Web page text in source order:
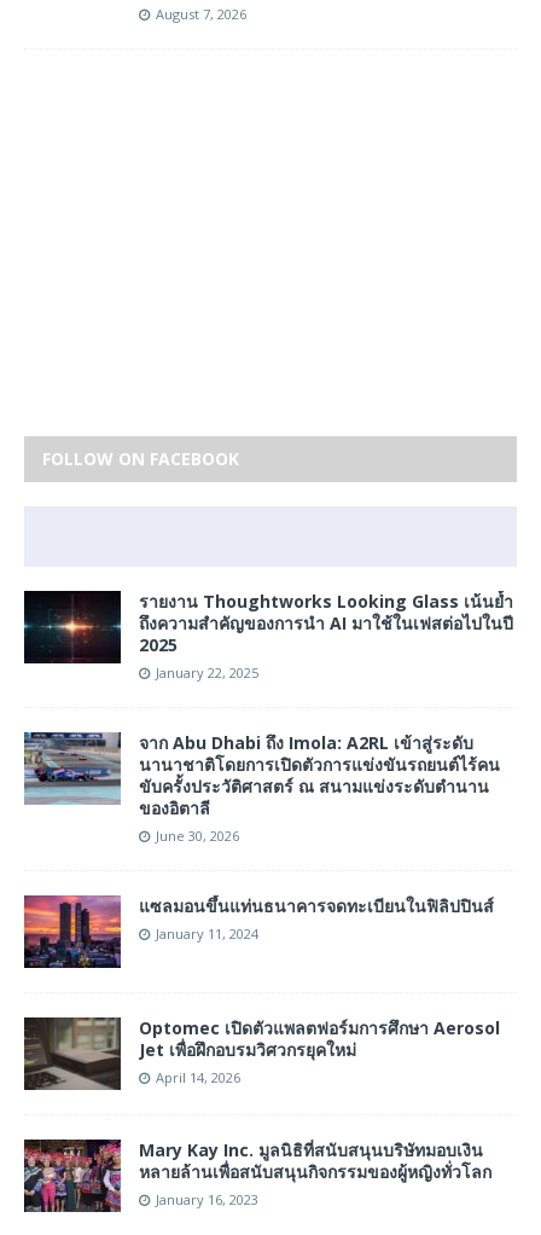
August 7, 2026
FOLLOW ON FACEBOOK
รายงาน Thoughtworks Looking Glass เน้นย้ำ
ถึงความสำคัญของการนำ AI มาใช้ในเฟสต่อไปในปี
2025
January 22, 2025
จาก Abu Dhabi ถึง Imola: A2RL เข้าสู่ระดับ
นานาชาติโดยการเปิดตัวการแข่งขันรถยนต์ไร้คน
ขับครั้งประวัติศาสตร์ ณ สนามแข่งระดับตำนาน
ของอิตาลี
June 30, 2026
แซลมอนขึ้นแท่นธนาคารจดทะเบียนในฟิลิปปินส์
January 11, 2024
Optomec เปิดตัวแพลตฟอร์มการศึกษา Aerosol
Jet เพื่อฝึกอบรมวิศวกรยุคใหม่
April 14, 2026
Mary Kay Inc. มูลนิธิที่สนับสนุนบริษัทมอบเงิน
หลายล้านเพื่อสนับสนุนกิจกรรมของผู้หญิงทั่วโลก
January 16, 2023